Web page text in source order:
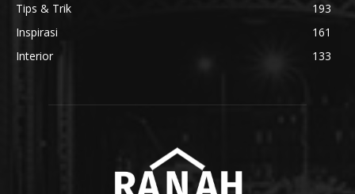
Tips & Trik
193
Inspirasi
161
Interior
133